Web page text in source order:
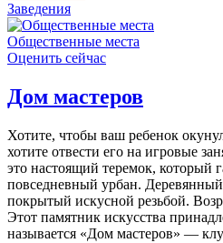
Заведения
Общественные места
Оценить сейчас
Дом мастеров
Хотите, чтобы ваш ребенок
хотите отвести его на игровые
это настоящий теремок, который
повседневный урбан.
покрытый искусной резьбой.
Этот памятник искусства
называется «Дом мастеров» —